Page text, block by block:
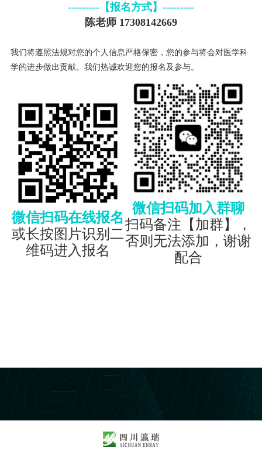
---------【报名方式】---------
陈老师 17308142669
我们将遵照法规对您的个人信息严格保密，您的参与将会对医学科
学的进步做出贡献。我们热诚欢迎您的报名及参与。
微信扫码在线报名
或长按图片识别二
维码进入报名
微信扫码加入群聊
扫码备注【加群】，
否则无法添加，谢谢
配合